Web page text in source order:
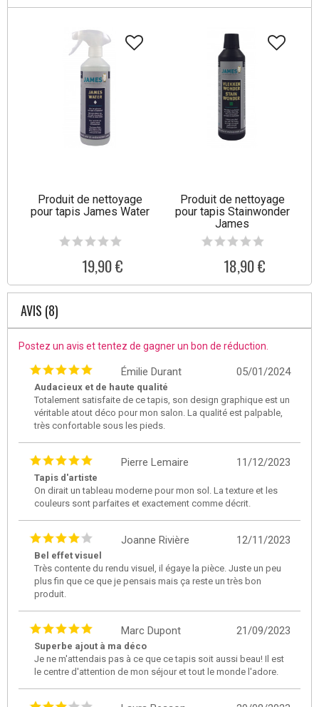
Produit de nettoyage
pour tapis James Water
19,90 €
Produit de nettoyage
pour tapis Stainwonder
James
18,90 €
AVIS (8)
Postez un avis et tentez de gagner un bon de réduction.
05/01/2024
Émilie Durant
Audacieux et de haute qualité
Totalement satisfaite de ce tapis, son design graphique est un
véritable atout déco pour mon salon. La qualité est palpable,
très confortable sous les pieds.
11/12/2023
Pierre Lemaire
Tapis d'artiste
On dirait un tableau moderne pour mon sol. La texture et les
couleurs sont parfaites et exactement comme décrit.
12/11/2023
Joanne Rivière
Bel effet visuel
Très contente du rendu visuel, il égaye la pièce. Juste un peu
plus fin que ce que je pensais mais ça reste un très bon
produit.
21/09/2023
Marc Dupont
Superbe ajout à ma déco
Je ne m'attendais pas à ce que ce tapis soit aussi beau! Il est
le centre d'attention de mon séjour et tout le monde l'adore.